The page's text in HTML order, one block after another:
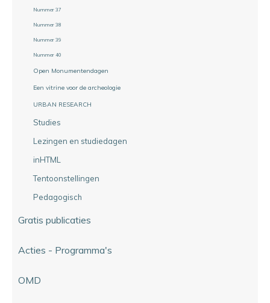
Nummer 37
Nummer 38
Nummer 39
Nummer 40
Open Monumentendagen
Een vitrine voor de archeologie
URBAN RESEARCH
Studies
Lezingen en studiedagen
inHTML
Tentoonstellingen
Pedagogisch
Gratis publicaties
Acties - Programma's
OMD